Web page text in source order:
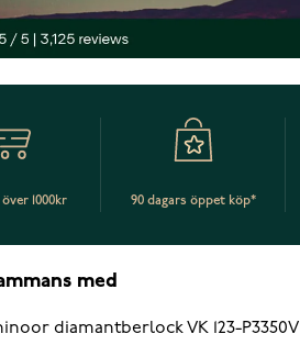
1000kr 90 dagars öppet köp*
med
diamantberlock VK 123-P3350V